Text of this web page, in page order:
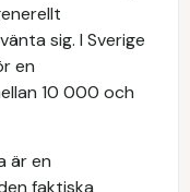
sig. I Sverige
en
10 000 och
är en
faktiska